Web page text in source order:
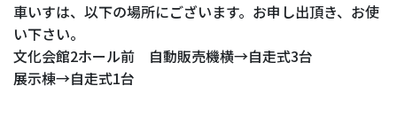
車いすは、以下の場所にございます。お申し出頂き、お使
い下さい。
文化会館2ホール前 自動販売機横→自走式3台
展示棟→自走式1台